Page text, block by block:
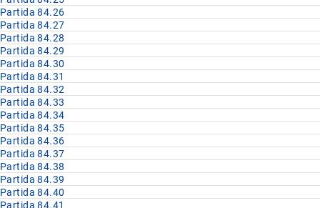
Partida 84.26
Partida 84.27
Partida 84.28
Partida 84.29
Partida 84.30
Partida 84.31
Partida 84.32
Partida 84.33
Partida 84.34
Partida 84.35
Partida 84.36
Partida 84.37
Partida 84.38
Partida 84.39
Partida 84.40
Partida 84.41